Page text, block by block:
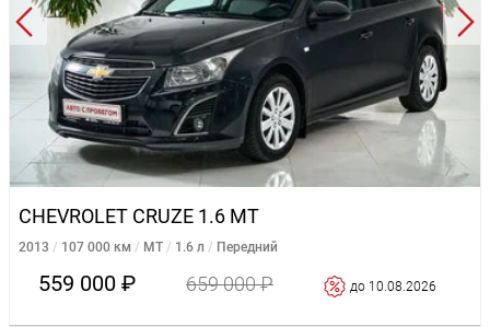
CHEVROLET CRUZE 1.6 MT
2013 107 000 км MT 1.6 л Передний
559 000 ₽ 659 000 ₽ до 10.08.2026